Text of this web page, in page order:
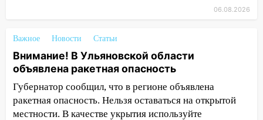
В Старомайнском районе утонул
09:50
В Ульяновске черный коршун
застрял в тепловозе
09:44 Ульяновские спасатели помогли
юному велосипедисту на улице
Чернышевского
06.08.2026
Важное Новости Статьи
Внимание! В Ульяновской области
объявлена ракетная опасность
Губернатор сообщил, что в регионе объявлена
ракетная опасность. Нельзя оставаться на открытой
местности. В качестве укрытия используйте